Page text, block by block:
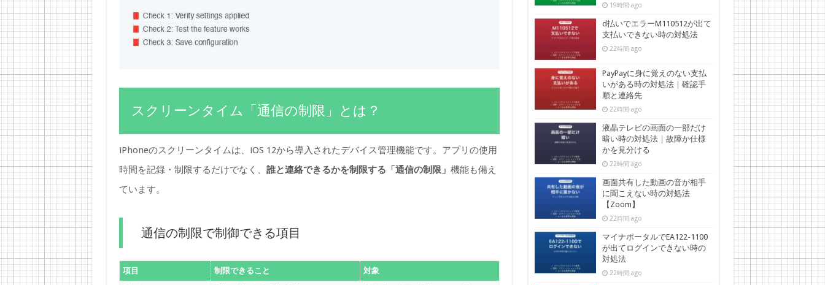
スクリーンタイム「通信の制限」とは？
iPhoneのスクリーンタイムは、iOS 12から導入されたデバイス管理機能です。アプリの使用
時間を記録・制限するだけでなく、 誰と連絡できるかを制限する「通信の制限」 機能も備え
ています。
通信の制限で制御できる項目
項目 制限できること 対象
19時間 ago
d払いでエラーM110512が出て
支払いできない時の対処法
22時間 ago
PayPayに身に覚えのない支払
いがある時の対処法｜確認手
順と連絡先
22時間 ago
液晶テレビの画面の一部だけ
暗い時の対処法｜故障か仕様
かを見分ける
22時間 ago
画面共有した動画の音が相手
に聞こえない時の対処法
【Zoom】
22時間 ago
マイナポータルでEA122-1100
が出てログインできない時の
対処法
22時間 ago